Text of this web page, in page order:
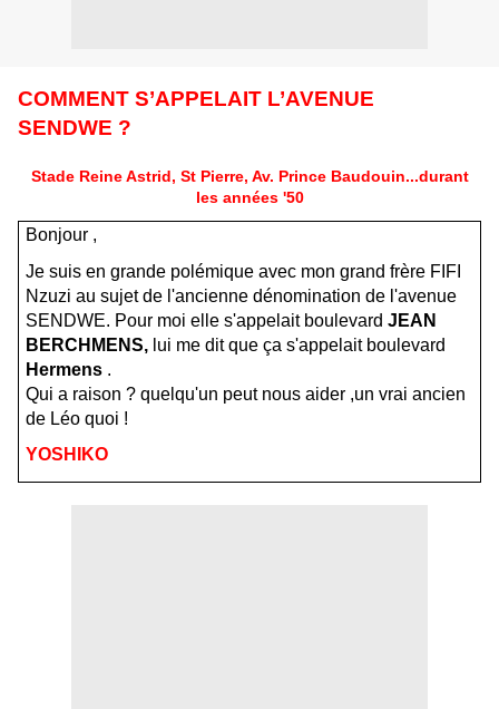
COMMENT S’APPELAIT L’AVENUE
SENDWE ?
Stade Reine Astrid, St Pierre, Av. Prince Baudouin...durant
les années '50
Bonjour ,
Je suis en grande polémique avec mon grand frère FIFI
Nzuzi au sujet de l'ancienne dénomination de l'avenue
SENDWE. Pour moi elle s'appelait boulevard JEAN
BERCHMENS, lui me dit que ça s'appelait boulevard
Hermens .
Qui a raison ? quelqu'un peut nous aider ,un vrai ancien
de Léo quoi !
YOSHIKO